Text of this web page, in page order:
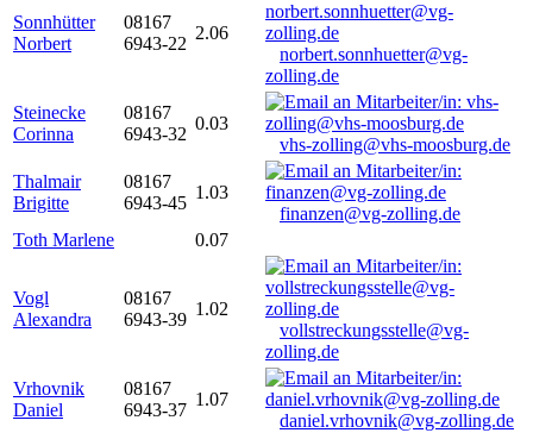
Sonnhütter
Norbert
08167
6943-22
2.06
norbert.sonnhuetter@vg-
zolling.de
Steinecke
Corinna
08167
6943-32
0.03
vhs-zolling@vhs-moosburg.de
Thalmair
Brigitte
08167
6943-45
1.03
finanzen@vg-zolling.de
Toth Marlene
0.07
Vogl
Alexandra
08167
6943-39
1.02
vollstreckungsstelle@vg-
zolling.de
Vrhovnik
Daniel
08167
6943-37
1.07
daniel.vrhovnik@vg-zolling.de